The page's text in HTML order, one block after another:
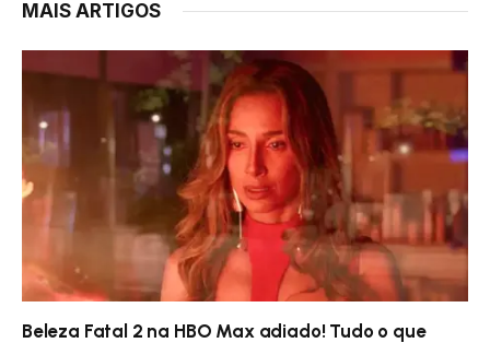
MAIS ARTIGOS
Beleza Fatal 2 na HBO Max adiado! Tudo o que